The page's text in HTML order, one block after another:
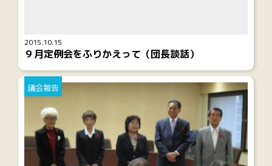
2015.10.15
９月定例会をふりかえって（団長談話）
議会報告